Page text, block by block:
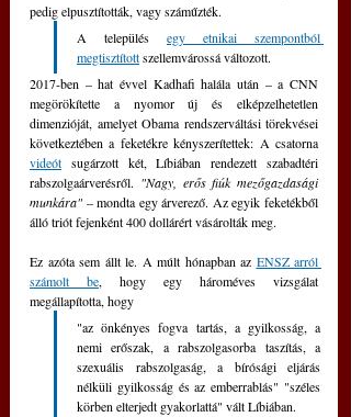
pedig elpusztították, vagy száműzték.
A település egy etnikai szempontból
megtisztított szellemvárossá változott.
2017-ben – hat évvel Kadhafi halála után – a CNN
megörökítette a nyomor új és elképzelhetetlen
dimenzióját, amelyet Obama rendszerváltási törekvései
következtében a feketékre kényszerítettek: A csatorna
videót sugárzott két, Líbiában rendezett szabadtéri
rabszolgaárverésről. "Nagy, erős fiúk mezőgazdasági
munkára" – mondta egy árverező. Az egyik feketékből
álló triót fejenként 400 dollárért vásárolták meg.
Ez azóta sem állt le. A múlt hónapban az ENSZ arról
számolt be, hogy egy hároméves vizsgálat
megállapította, hogy
"az önkényes fogva tartás, a gyilkosság, a
nemi erőszak, a rabszolgasorba taszítás, a
szexuális rabszolgaság, a bírósági eljárás
nélküli gyilkosság és az emberrablás" "széles
körben elterjedt gyakorlattá" vált Líbiában.